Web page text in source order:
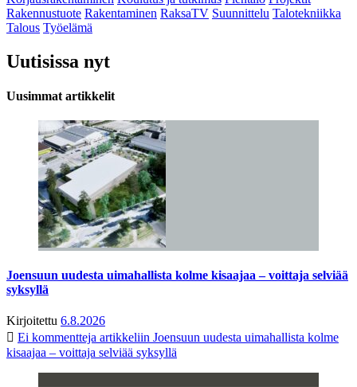
Rakennustuote Rakentaminen RaksaTV Suunnittelu Talotekniikka
Talous Työelämä
Uutisissa nyt
Uusimmat artikkelit
Joensuun uudesta uimahallista kolme kisaajaa – voittaja selviää
syksyllä
Kirjoitettu 6.8.2026
Ei kommentteja artikkeliin Joensuun uudesta uimahallista kolme
kisaajaa – voittaja selviää syksyllä